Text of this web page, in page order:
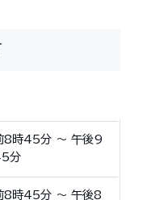
8時45分 〜 午後9
分
8時45分 〜 午後8